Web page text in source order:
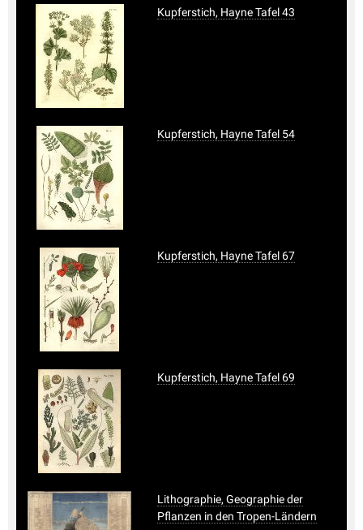
Kupferstich, Hayne Tafel 43
Kupferstich, Hayne Tafel 54
Kupferstich, Hayne Tafel 67
Kupferstich, Hayne Tafel 69
Lithographie, Geographie der
Pflanzen in den Tropen-Ländern